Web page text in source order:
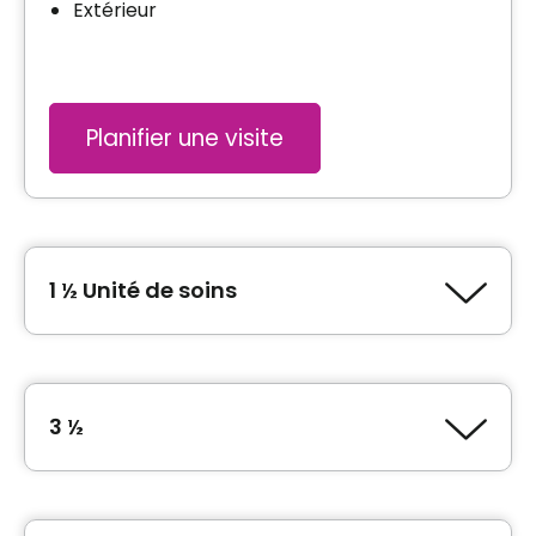
Extérieur
Planifier une visite
1 ½ Unité de soins
Superficie
3 ½